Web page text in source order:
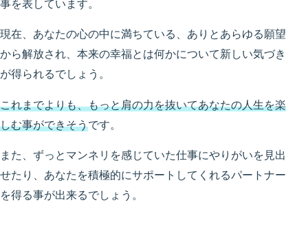
事を表しています。
現在、あなたの心の中に満ちている、ありとあらゆる願望
から解放され、本来の幸福とは何かについて新しい気づき
が得られるでしょう。
これまでよりも、もっと肩の力を抜いてあなたの人生を楽
しむ事ができそうです。
また、ずっとマンネリを感じていた仕事にやりがいを見出
せたり、あなたを積極的にサポートしてくれるパートナー
を得る事が出来るでしょう。